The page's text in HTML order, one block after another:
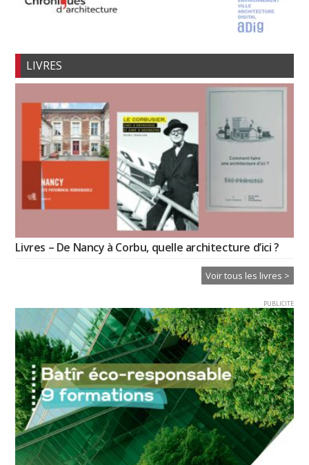
LIVRES
Livres – De Nancy à Corbu, quelle architecture d’ici ?
Voir tous les livres >
PUBLICITE